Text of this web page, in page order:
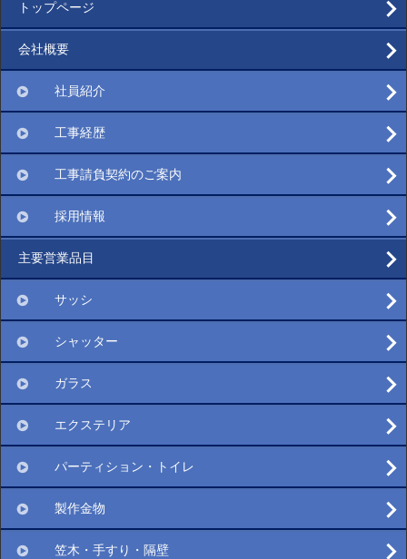
トップページ
会社概要
社員紹介
工事経歴
工事請負契約のご案内
採用情報
主要営業品目
サッシ
シャッター
ガラス
エクステリア
パーティション・トイレ
製作金物
笠木・手すり・隔壁